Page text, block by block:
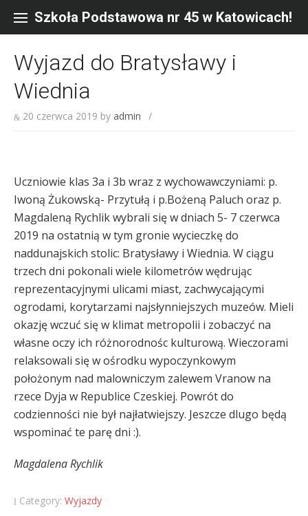
content
Szkoła Podstawowa nr 45 w Katowicach!
Wyjazd do Bratysławy i
Wiednia
20 czerwca 2019 by admin /
Uczniowie klas 3a i 3b wraz z wychowawczyniami: p.
Iwoną Żukowską- Przytułą i p.Bożeną Paluch oraz p.
Magdaleną Rychlik wybrali się w dniach 5- 7 czerwca
2019 na ostatnią w tym gronie wycieczkę do
naddunajskich stolic: Bratysławy i Wiednia. W ciągu
trzech dni pokonali wiele kilometrów wędrując
reprezentacyjnymi ulicami miast, zachwycającymi
ogrodami, korytarzami najsłynniejszych muzeów. Mieli
okazję wczuć się w klimat metropolii i zobaczyć na
własne oczy ich różnorodnośc kulturową. Wieczorami
relaksowali się w ośrodku wypoczynkowym
położonym nad malowniczym zalewem Vranow na
rzece Dyja w Republice Czeskiej. Powrót do
codzienności nie był najłatwiejszy. Jeszcze dlugo będą
wspominać te parę dni :).
Magdalena Rychlik
Category: Wyjazdy